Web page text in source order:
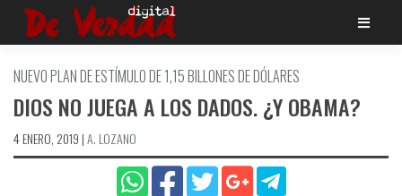
Saltar
NUEVO PLAN DE ESTÍ­MULO DE 1,15 BILLONES DE DÓLARES
DIOS NO JUEGA A LOS DADOS. ¿Y OBAMA?
4 ENERO, 2019 |A. LOZANO